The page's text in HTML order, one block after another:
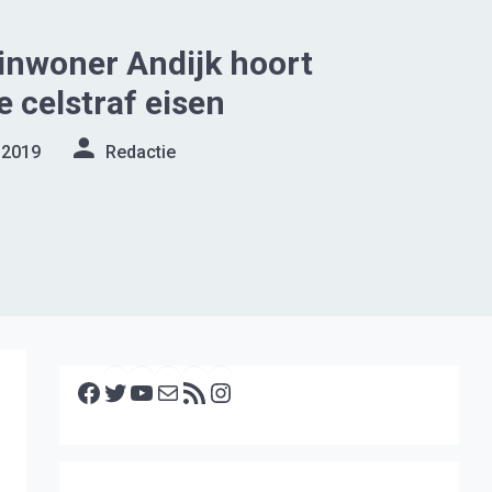
Andijk hoort
celstraf eisen
Redactie
Facebook Twitter YouTube E-mail RSS feed